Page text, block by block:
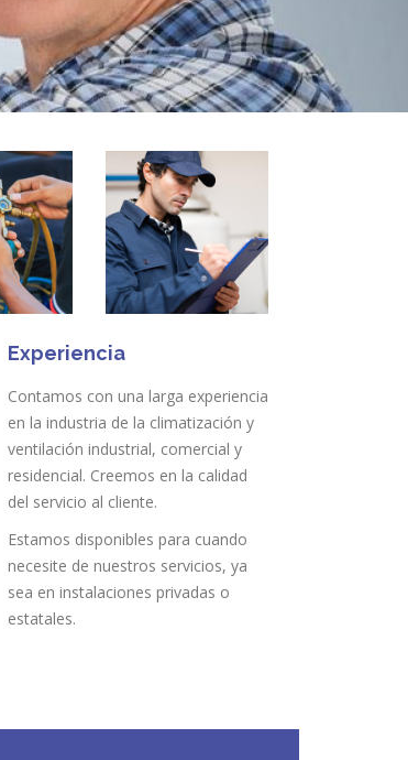
Experiencia
Contamos con una larga experiencia
en la industria de la climatización y
ventilación industrial, comercial y
residencial. Creemos en la calidad
del servicio al cliente.
Estamos disponibles para cuando
necesite de nuestros servicios, ya
sea en instalaciones privadas o
estatales.